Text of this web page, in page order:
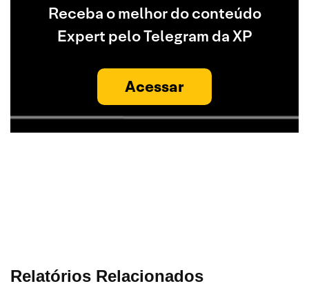
Receba o melhor do conteúdo
Expert pelo Telegram da XP
Acessar
Relatórios Relacionados